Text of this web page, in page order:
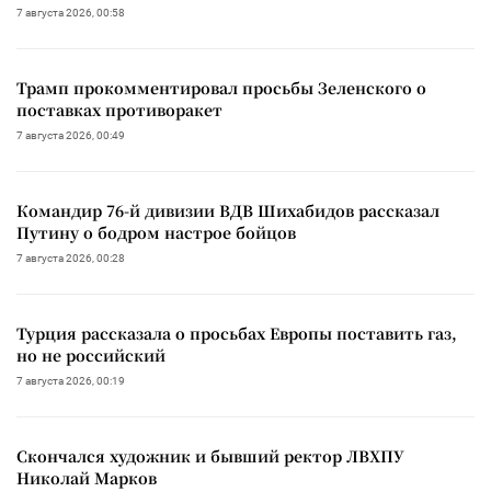
7 августа 2026, 00:58
Трамп прокомментировал просьбы Зеленского о
поставках противоракет
7 августа 2026, 00:49
Командир 76-й дивизии ВДВ Шихабидов рассказал
Путину о бодром настрое бойцов
7 августа 2026, 00:28
Турция рассказала о просьбах Европы поставить газ,
но не российский
7 августа 2026, 00:19
Скончался художник и бывший ректор ЛВХПУ
Николай Марков